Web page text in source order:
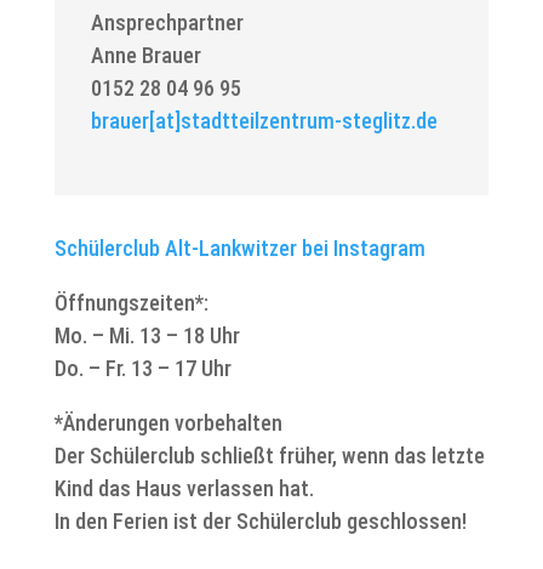
Ansprechpartner
Anne Brauer
0152 28 04 96 95
brauer[at]stadtteilzentrum-steglitz.de
Schülerclub Alt-Lankwitzer bei Instagram
Öffnungszeiten*:
Mo. – Mi. 13 – 18 Uhr
Do. – Fr. 13 – 17 Uhr
*Änderungen vorbehalten
Der Schülerclub schließt früher, wenn das letzte
Kind das Haus verlassen hat.
In den Ferien ist der Schülerclub geschlossen!